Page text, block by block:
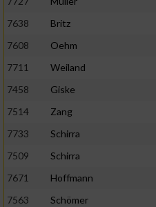
7638
Britz
7608
Oehm
7711
Weiland
7458
Giske
7514
Zang
7733
Schirra
7509
Schirra
7671
Hoffmann
7563
Schömer